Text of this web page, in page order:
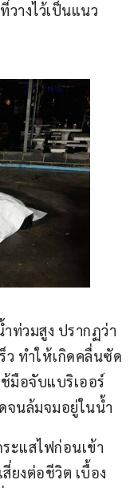
างไว้เป็นแนว
ท่วมสูง ปรากฏว่า
ว ทำให้เกิดคลื่นซัด
มือจับแบริเออร์
จนล้มจมอยู่ในน้ำ
ะแสไฟก่อนเข้า
ยงต่อชีวิต เบื้อง